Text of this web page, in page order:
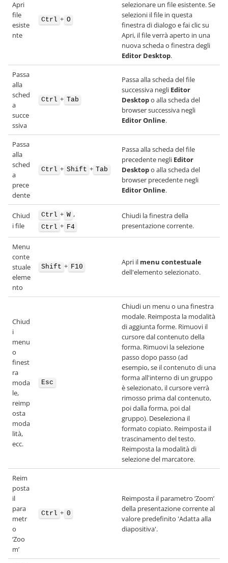
Apri
file
esiste
nte
Ctrl + O
selezionare un file esistente. Se
selezioni il file in questa
finestra di dialogo e fai clic su
Apri, il file verrà aperto in una
nuova scheda o finestra degli
Editor Desktop.
Passa
alla
sched
a
succe
ssiva
Ctrl + Tab
Passa alla scheda del file
successiva negli Editor
Desktopo alla scheda del
browser successiva negli
Editor Online.
Passa
alla
sched
a
prece
dente
Ctrl + Shift + Tab
Passa alla scheda del file
precedente negli Editor
Desktopo alla scheda del
browser precedente negli
Editor Online.
Chiud
i file
Ctrl + W ,
Ctrl + F4
Chiudi la finestra della
presentazione corrente.
Menu
conte
stuale
eleme
nto
Shift + F10
Apri il menu contestuale
dell'elemento selezionato.
Chiud
i
menu
o
finest
ra
moda
le,
reimp
osta
moda
lità,
ecc.
Esc
Chiudi un menu o una finestra
modale. Reimposta la modalità
di aggiunta forme. Rimuovi il
cursore dal contenuto della
forma. Rimuovi la selezione
passo dopo passo (ad
esempio, se il contenuto di una
forma all'interno di un gruppo
è selezionato, il cursore verrà
rimosso prima dal contenuto,
poi dalla forma, poi dal
gruppo). Deseleziona il
formato copiato. Reimposta il
trascinamento del testo.
Reimposta la modalità di
selezione del marcatore.
Reim
posta
il
para
metr
o
‘Zoo
m’
Ctrl + 0
Reimposta il parametro ‘Zoom’
della presentazione corrente al
valore predefinito 'Adatta alla
diapositiva'.